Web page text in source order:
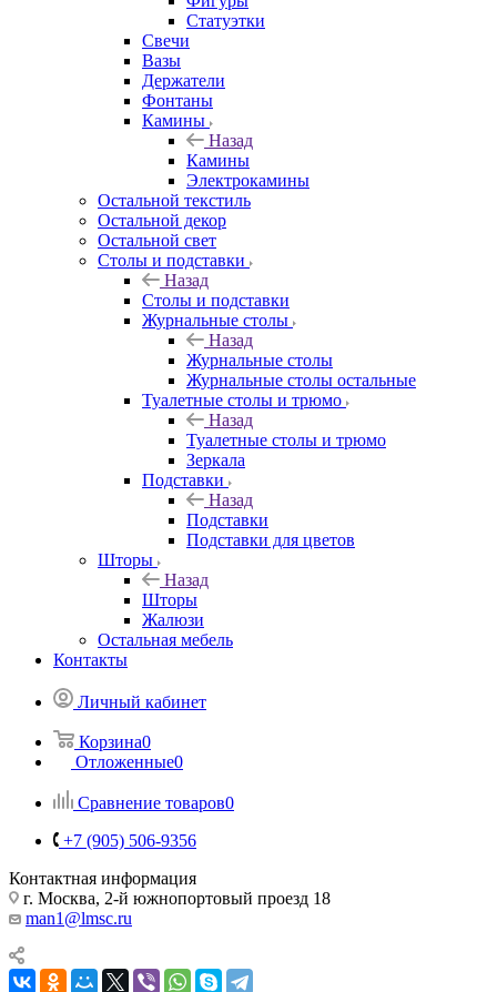
Статуэтки
Свечи
Вазы
Держатели
Фонтаны
Камины
Назад
Камины
Электрокамины
Остальной текстиль
Остальной декор
Остальной свет
Столы и подставки
Назад
Столы и подставки
Журнальные столы
Назад
Журнальные столы
Журнальные столы остальные
Туалетные столы и трюмо
Назад
Туалетные столы и трюмо
Зеркала
Подставки
Назад
Подставки
Подставки для цветов
Шторы
Назад
Шторы
Жалюзи
Остальная мебель
Контакты
Личный кабинет
Корзина0
Отложенные0
Сравнение товаров0
+7 (905) 506-9356
Контактная информация
г. Москва, 2-й южнопортовый проезд 18
man1@lmsc.ru